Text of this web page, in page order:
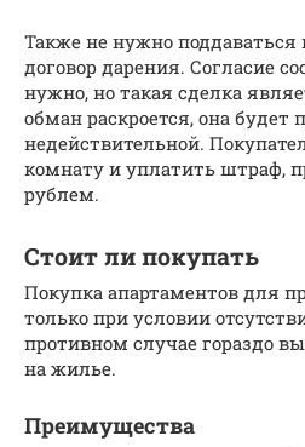
Также не нужно
договор дарения. Согласие
нужно, но такая сделка
обман раскроется, она будет
недействительной.
комнату и уплатить штраф,
рублем.
Стоит ли покупать
Покупка апартаментов для
только при условии
противном случае гораздо
на жилье.
Преимущества